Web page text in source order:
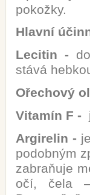
pokožky.
Hlavní
Lecitin -
stává
Ořechový
Vitamín F -
Argirelin -
podobným
zabraňuje
očí, čela